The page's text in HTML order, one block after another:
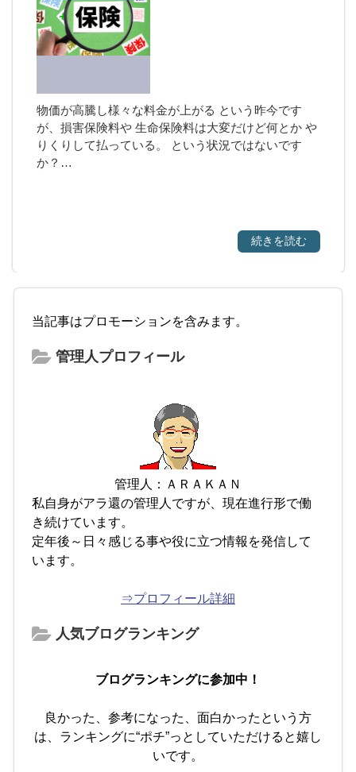
物価が高騰し様々な料金が上がる という昨今です
が、損害保険料や 生命保険料は大変だけど何とか や
りくりして払っている。 という状況ではないです
か？…
続きを読む
当記事はプロモーションを含みます。
管理人プロフィール
管理人：ＡＲＡＫＡＮ
私自身がアラ還の管理人ですが、現在進行形で働
き続けています。
定年後～日々感じる事や役に立つ情報を発信して
います。
⇒プロフィール詳細
人気ブログランキング
ブログランキングに参加中！
良かった、参考になった、面白かったという方
は、ランキングに“ポチ”っとしていただけると嬉し
いです。